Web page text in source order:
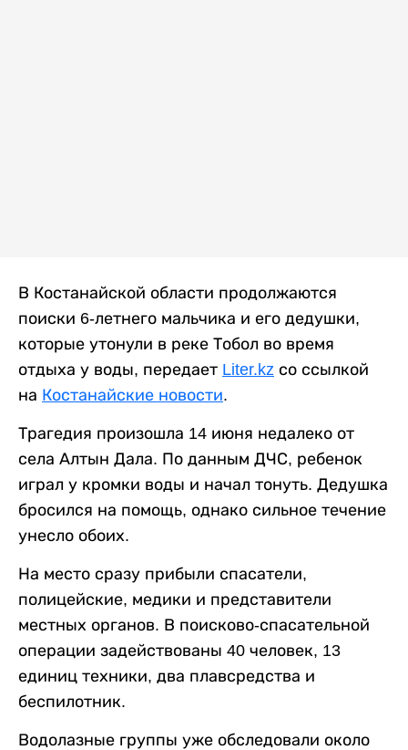
В Костанайской области продолжаются
поиски 6-летнего мальчика и его дедушки,
которые утонули в реке Тобол во время
отдыха у воды, передает Liter.kz со ссылкой
на Костанайские новости.
Трагедия произошла 14 июня недалеко от
села Алтын Дала. По данным ДЧС, ребенок
играл у кромки воды и начал тонуть. Дедушка
бросился на помощь, однако сильное течение
унесло обоих.
На место сразу прибыли спасатели,
полицейские, медики и представители
местных органов. В поисково-спасательной
операции задействованы 40 человек, 13
единиц техники, два плавсредства и
беспилотник.
Водолазные группы уже обследовали около